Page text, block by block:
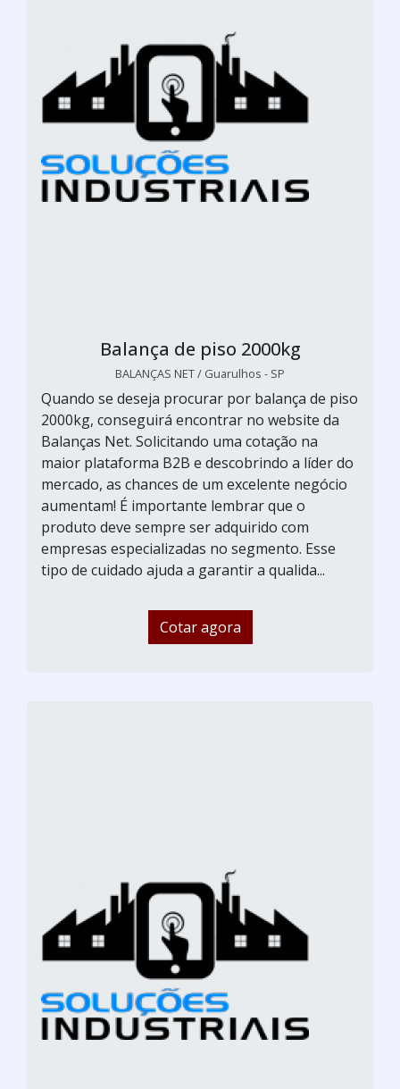
Balança de piso 2000kg
BALANÇAS NET / Guarulhos - SP
Quando se deseja procurar por balança de piso
2000kg, conseguirá encontrar no website da
Balanças Net. Solicitando uma cotação na
maior plataforma B2B e descobrindo a líder do
mercado, as chances de um excelente negócio
aumentam! É importante lembrar que o
produto deve sempre ser adquirido com
empresas especializadas no segmento. Esse
tipo de cuidado ajuda a garantir a qualida...
Cotar agora